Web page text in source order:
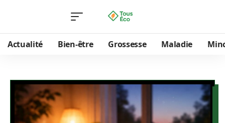
Actualité Bien-être Grossesse Maladie